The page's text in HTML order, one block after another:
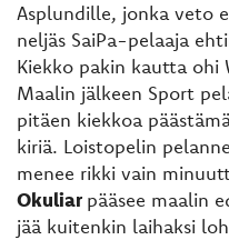
Asplundille, jonka veto
neljäs SaiPa-pelaaja
Kiekko pakin kautta
Maalin jälkeen Sport
pitäen kiekkoa
kiriä. Loistopelin
menee rikki vain
Okuliar pääsee maalin
jää kuitenkin laihaksi